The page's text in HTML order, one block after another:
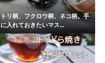
トリ柄、フクロウ柄、ネコ柄。手
に入れておきたいマス...